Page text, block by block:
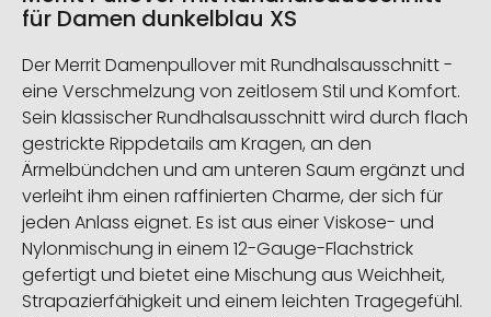
für Damen dunkelblau XS
Der Merrit Damenpullover mit Rundhalsausschnitt -
eine Verschmelzung von zeitlosem Stil und Komfort.
Sein klassischer Rundhalsausschnitt wird durch flach
gestrickte Rippdetails am Kragen, an den
Ärmelbündchen und am unteren Saum ergänzt und
verleiht ihm einen raffinierten Charme, der sich für
jeden Anlass eignet. Es ist aus einer Viskose- und
Nylonmischung in einem 12-Gauge-Flachstrick
gefertigt und bietet eine Mischung aus Weichheit,
Strapazierfähigkeit und einem leichten Tragegefühl.